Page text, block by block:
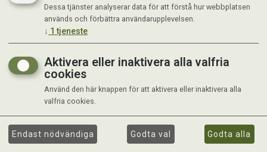
TRÅDSPÄNNARE PRO+ STABIL 2ST/FRP
tråden.
Kr 69,00
Dessa tjänster analyserar data för att förstå hur webbplatsen
används och förbättra användarupplevelsen.
↓ 1 tjeneste
Aktivera eller inaktivera alla valfria
cookies
Använd den här knappen för att aktivera eller inaktivera alla
valfria cookies.
Endast nödvändiga Godta val Godta alla